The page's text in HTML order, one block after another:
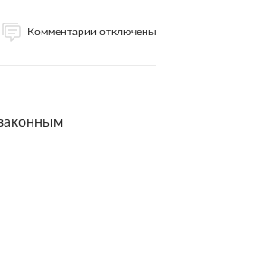
Комментарии отключены